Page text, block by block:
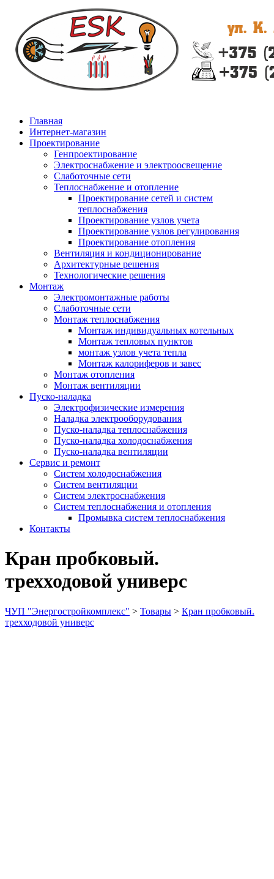
Главная
Интернет-магазин
Проектирование
Генпроектирование
Электроснабжение и электроосвещение
Слаботочные сети
Теплоснабжение и отопление
Проектирование сетей и систем
теплоснабжения
Проектирование узлов учета
Проектирование узлов регулирования
Проектирование отопления
Вентиляция и кондиционирование
Архитектурные решения
Технологические решения
Монтаж
Электромонтажные работы
Слаботочные сети
Монтаж теплоснабжения
Монтаж индивидуальных котельных
Монтаж тепловых пунктов
монтаж узлов учета тепла
Монтаж калориферов и завес
Монтаж отопления
Монтаж вентиляции
Пуско-наладка
Электрофизические измерения
Наладка электрооборудования
Пуско-наладка теплоснабжения
Пуско-наладка холодоснабжения
Пуско-наладка вентиляции
Сервис и ремонт
Систем холодоснабжения
Систем вентиляции
Систем электроснабжения
Систем теплоснабжения и отопления
Промывка систем теплоснабжения
Контакты
Кран пробковый.
трехходовой универс
ЧУП "Энергостройкомплекс" > Товары > Кран пробковый.
трехходовой универс